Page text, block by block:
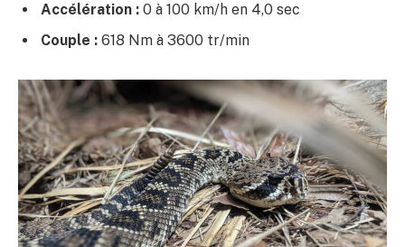
Accélération : 0 à 100 km/h en 4,0 sec
Couple : 618 Nm à 3600 tr/min